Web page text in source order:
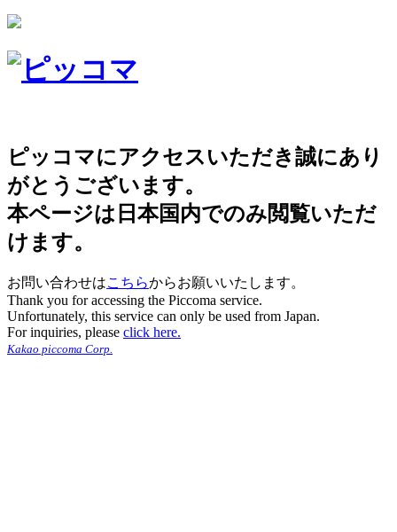
ピッコマにアクセスいただき誠にあり
がとうございます。
本ページは日本国内でのみ閲覧いただ
けます。
お問い合わせはこちらからお願いいたします。
Thank you for accessing the Piccoma service.
Unfortunately, this service can only be used from Japan.
For inquiries, please click here.
Kakao piccoma Corp.